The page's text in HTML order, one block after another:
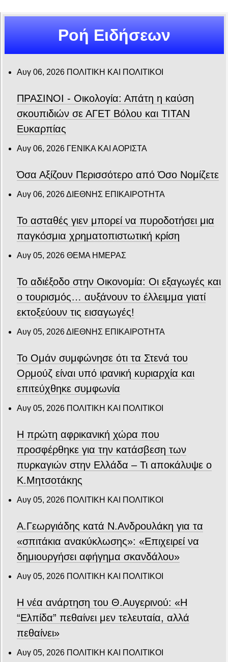
Ροή Ειδήσεων
Αυγ 06, 2026 ΠΟΛΙΤΙΚΗ ΚΑΙ ΠΟΛΙΤΙΚΟΙ
ΠΡΑΣΙΝΟΙ - Οικολογία: Απάτη η καύση
σκουπιδιών σε ΑΓΕΤ Βόλου και ΤΙΤΑΝ
Ευκαρπίας
Αυγ 06, 2026 ΓΕΝΙΚΑ ΚΑΙ ΑΟΡΙΣΤΑ
Όσα Αξίζουν Περισσότερο από Όσο Νομίζετε
Αυγ 06, 2026ΔΙΕΘΝΗΣ ΕΠΙΚΑΙΡΟΤΗΤΑ
Το ασταθές γιεν μπορεί να πυροδοτήσει μια
παγκόσμια χρηματοπιστωτική κρίση
Αυγ 05, 2026 ΘΕΜΑ ΗΜΕΡΑΣ
Το αδιέξοδο στην Οικονομία: Οι εξαγωγές και
ο τουρισμός… αυξάνουν το έλλειμμα γιατί
εκτοξεύουν τις εισαγωγές!
Αυγ 05, 2026ΔΙΕΘΝΗΣ ΕΠΙΚΑΙΡΟΤΗΤΑ
Το Ομάν συμφώνησε ότι τα Στενά του
Ορμούζ είναι υπό ιρανική κυριαρχία και
επιτεύχθηκε συμφωνία
Αυγ 05, 2026 ΠΟΛΙΤΙΚΗ ΚΑΙ ΠΟΛΙΤΙΚΟΙ
Η πρώτη αφρικανική χώρα που
προσφέρθηκε για την κατάσβεση των
πυρκαγιών στην Ελλάδα – Τι αποκάλυψε ο
Κ.Μητσοτάκης
Αυγ 05, 2026 ΠΟΛΙΤΙΚΗ ΚΑΙ ΠΟΛΙΤΙΚΟΙ
Α.Γεωργιάδης κατά Ν.Ανδρουλάκη για τα
«σπιτάκια ανακύκλωσης»: «Επιχειρεί να
δημιουργήσει αφήγημα σκανδάλου»
Αυγ 05, 2026 ΠΟΛΙΤΙΚΗ ΚΑΙ ΠΟΛΙΤΙΚΟΙ
Η νέα ανάρτηση του Θ.Αυγερινού: «Η
“Ελπίδα” πεθαίνει μεν τελευταία, αλλά
πεθαίνει»
Αυγ 05, 2026 ΠΟΛΙΤΙΚΗ ΚΑΙ ΠΟΛΙΤΙΚΟΙ